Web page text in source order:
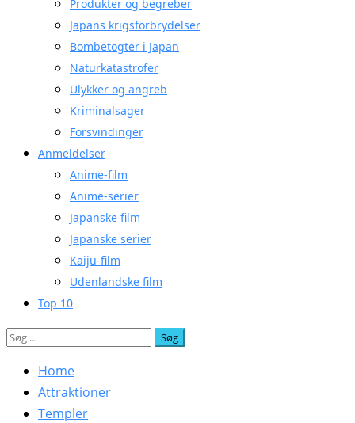
Produkter og begreber
Japans krigsforbrydelser
Bombetogter i Japan
Naturkatastrofer
Ulykker og angreb
Kriminalsager
Forsvindinger
Anmeldelser
Anime-film
Anime-serier
Japanske film
Japanske serier
Kaiju-film
Udenlandske film
Top 10
Søg
Home
Attraktioner
Templer